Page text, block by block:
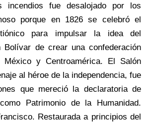
incendios fue desalojado por los
porque en 1826 se celebró el
para impulsar la idea del
Bolívar de crear una confederación
México y Centroamérica. El Salón
al héroe de la independencia, fue
que mereció la declaratoria de
Patrimonio de la Humanidad.
Restaurada a principios del